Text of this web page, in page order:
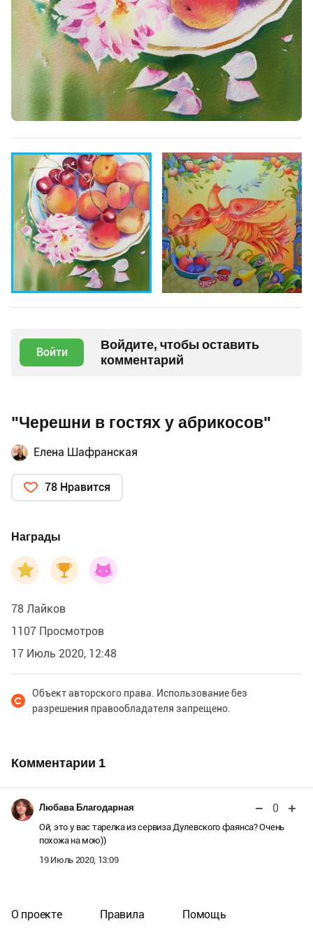
Войти
Войдите, чтобы оставить
комментарий
"Черешни в гостях у абрикосов"
Елена Шафранская
78 Нравится
Награды
78 Лайков
1107 Просмотров
17 Июль 2020, 12:48
Объект авторского права. Использование без
разрешения правообладателя запрещено.
Комментарии 1
Любава Благодарная 0
Ой, это у вас тарелка из сервиза Дулевского фаянса? Очень
похожа на мою))
19 Июль 2020, 13:09
О проекте Правила Помощь